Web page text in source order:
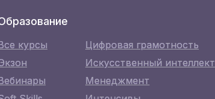
Менеджмент
Менеджмент
Искусственный интеллект
Искусственный интеллект
Цифровая грамотность
Цифровая грамотность
курсы
курсы